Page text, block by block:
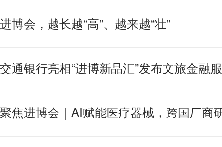
进博会，越长越“高”、越来越“壮”
交通银行亮相“进博新品汇”发布文旅金融
聚焦进博会｜AI赋能医疗器械，跨国厂商